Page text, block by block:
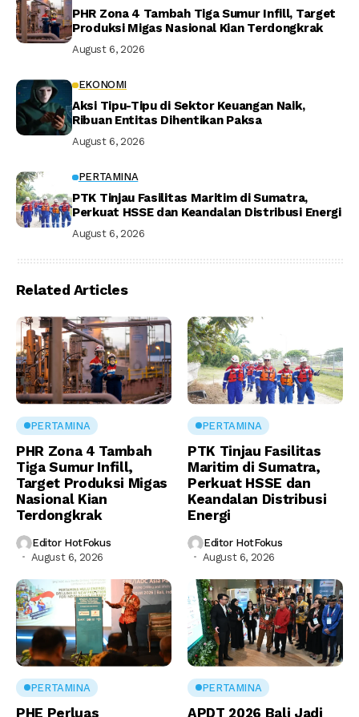
PHR Zona 4 Tambah Tiga Sumur Infill, Target
Produksi Migas Nasional Kian Terdongkrak
August 6, 2026
EKONOMI
Aksi Tipu-Tipu di Sektor Keuangan Naik,
Ribuan Entitas Dihentikan Paksa
August 6, 2026
PERTAMINA
PTK Tinjau Fasilitas Maritim di Sumatra,
Perkuat HSSE dan Keandalan Distribusi Energi
August 6, 2026
Related Articles
PERTAMINA
PHR Zona 4 Tambah
Tiga Sumur Infill,
Target Produksi Migas
Nasional Kian
Terdongkrak
Editor HotFokus
August 6, 2026
PERTAMINA
PTK Tinjau Fasilitas
Maritim di Sumatra,
Perkuat HSSE dan
Keandalan Distribusi
Energi
Editor HotFokus
August 6, 2026
PERTAMINA
PHE Perluas
PERTAMINA
APDT 2026 Bali Jadi